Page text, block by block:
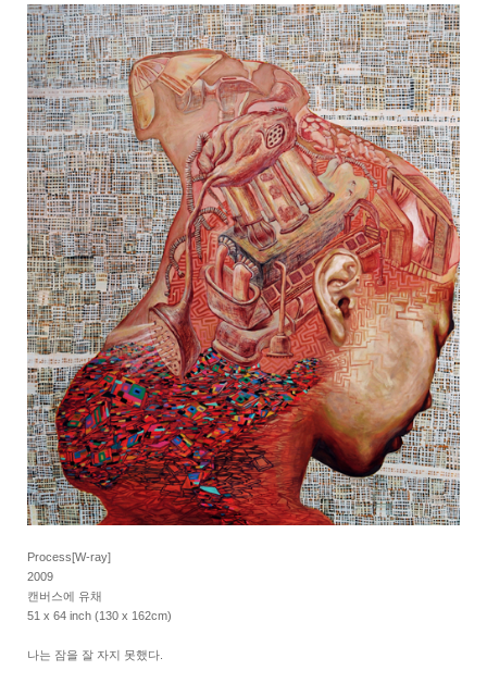
Process[W-ray]
2009
캔버스에 유채
51 x 64 inch (130 x 162cm)
나는 잠을 잘 자지 못했다.